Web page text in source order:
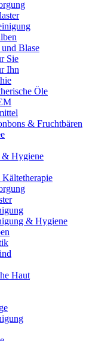
Blase
Sie
Ihn
Öle
& Fruchtbären
& Hygiene
& Hygiene
Haut